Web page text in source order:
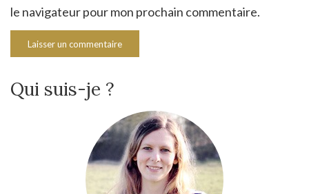
le navigateur pour mon prochain commentaire.
Qui suis-je ?